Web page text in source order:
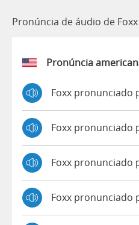
Pronúncia de áudio de Foxx
Pronúncia
Foxx pronunciado
Foxx pronunciado
Foxx pronunciado
Foxx pronunciado